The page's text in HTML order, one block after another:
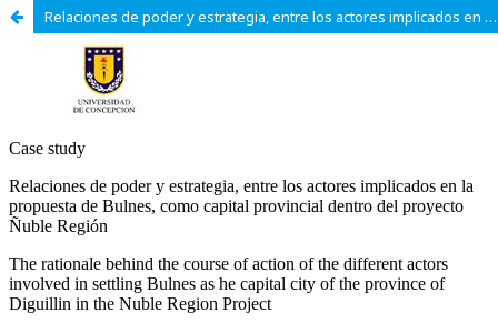
Relaciones de poder y estrategia, entre los actores implicados en la propuesta de Bulnes, como capital provincial dentro del proyecto Ñuble Región